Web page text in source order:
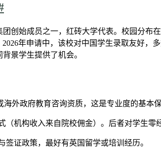
创始成员之一，红砖大学代表。校园分布
年申请中，该校对中国学生录取友好，
景学生提供了机会。
外政府教育咨询资质，这是专业度的基本保
机构收入来自院校佣金）。后者对学生零
证政策，最好有英国留学或培训经历。